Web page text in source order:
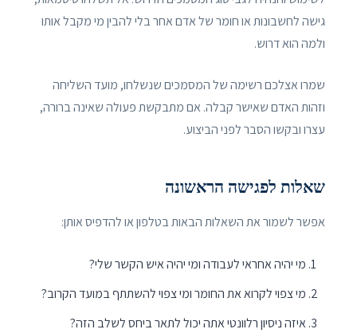
גישה לחשבונות או חומר של אדם אחר בלי להבין מי מקבל אותו
ולמה הוא דרוש.
שמרו אצלכם רשימה של המסמכים שנשלחו, מועד השליחה
וזהות האדם שאישר קבלה. אם מתבקשת פעולה שאינה ברורה,
עצרו ובקשו הסבר לפני הביצוע.
שאלות לפגישה הראשונה
אפשר לשמור את השאלות הבאות בטלפון או להדפיס אותן:
מי יהיה אחראי לעבודה ומי יהיה איש הקשר שלי?
מי צפוי לקרוא את החומר ומי צפוי להשתתף במועד הקרוב?
איזה ניסיון רלוונטי אתה יכול לתאר ביחס לשלב הזה?